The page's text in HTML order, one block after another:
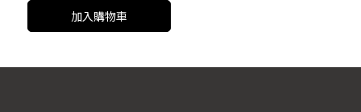
加入購物車